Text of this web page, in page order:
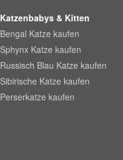
Katzenbabys & Kitten
Bengal Katze kaufen
Sphynx Katze kaufen
Russisch Blau Katze kaufen
Sibirische Katze kaufen
Perserkatze kaufen